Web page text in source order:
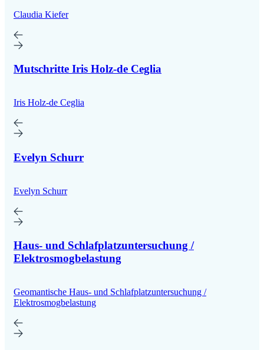
Claudia Kiefer
Mutschritte Iris Holz-de Ceglia
Iris Holz-de Ceglia
Evelyn Schurr
Evelyn Schurr
Haus- und Schlafplatzuntersuchung /
Elektrosmogbelastung
Geomantische Haus- und Schlafplatzuntersuchung /
Elektrosmogbelastung